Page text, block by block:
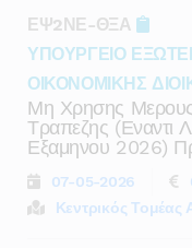
ΕΨ2ΝΕ-ΘΞΑ
ΥΠΟΥΡΓΕΙΟ
ΟΙΚΟΝΟΜΙΚΗΣ
Μη Χρησης
Τραπεζης (εναντι
Εξαμηνου 2026)
07-05-2026
Κεντρικός Τομέας